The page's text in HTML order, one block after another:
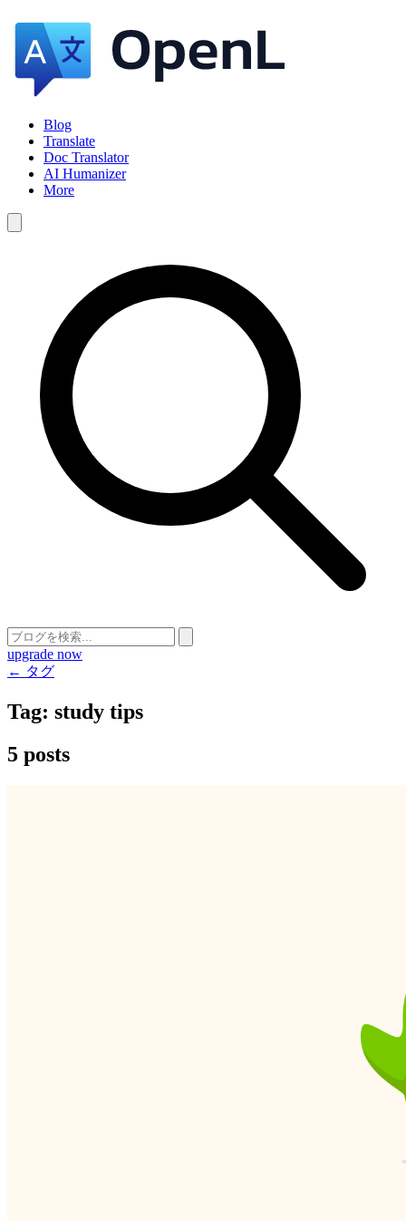
Blog
Translate
Doc Translator
AI Humanizer
More
upgrade now
← タグ
Tag: study tips
5 posts